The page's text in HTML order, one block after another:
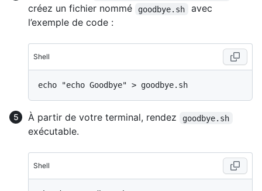
créez un fichier nommé
goodbye.sh
avec
l’exemple de code :
Shell
À partir de votre terminal, rendez goodbye.sh
exécutable.
Shell